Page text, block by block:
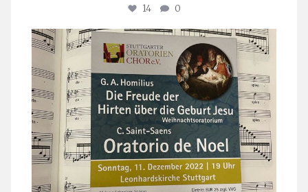
14 0
stuttgarter_oratorienchor
Nov. 29